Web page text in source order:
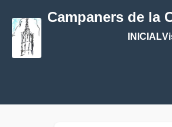
Campaners de la
INICIAL